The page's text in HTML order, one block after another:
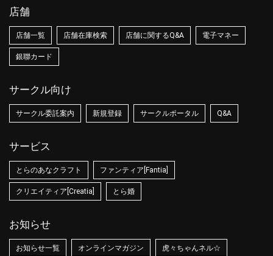
店舗
店舗一覧 店舗在庫検索 店舗に関するQ&A 電子マネー
銀聯カード
サークル向け
サークル委託案内 新規登録 サークルポータル Q&A
サービス
とらのあなクラフト ファンティア[Fantia]
クリエイティア[Creatia] とら婚
お知らせ
お知らせ一覧 オンラインマガジン 虎々ちゃんネル☆